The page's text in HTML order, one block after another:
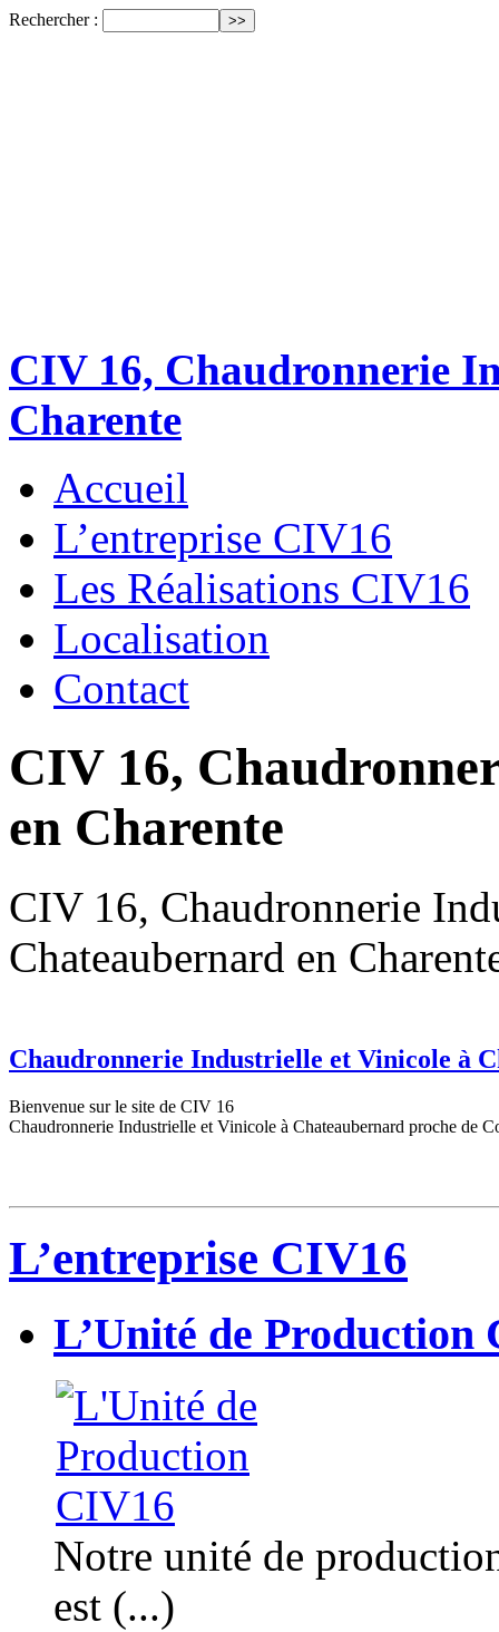
Rechercher :
CIV 16, Chaudronnerie
Charente
Accueil
L’entreprise CIV16
Les Réalisations CIV16
Localisation
Contact
CIV 16,
en Charente
CIV 16, Chaudronnerie
Chateaubernard en
Chaudronnerie Industrielle et Vinicole à
Bienvenue sur le site de CIV 16
Chaudronnerie Industrielle et Vinicole à Chateaubernard proche de
L’entreprise CIV16
L’Unité de Production
Notre unité de
est (...)